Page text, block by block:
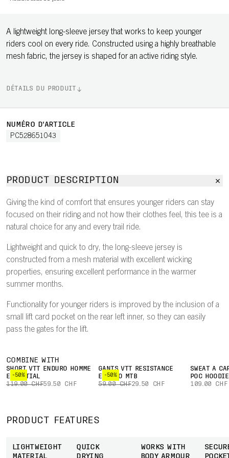
A lightweight long-sleeve jersey that works to keep younger
riders cool on every ride. Constructed using a highly breathable
mesh fabric, the jersey is shaped for an active riding style.
DÉTAILS DU PRODUIT
NUMÉRO D'ARTICLE
PC528651043
PRODUCT DESCRIPTION
Giving the kind of comfort that ensures younger riders can stay
focused on their riding and not how their clothes feel, this tee is a
natural choice for any and every trail ride.
Lightweight and quick to dry, the long-sleeve jersey is
constructed from a mesh material with excellent wicking
properties, ensuring excellent performance in the warmer
summer months.
Functionality for younger riders is improved by the inclusion of a
small lift card pocket on the rear left inner, so they can easily
pass the gates for the lift.
COMBINE WITH
-50%
SHORT VTT ENDURO HOMME
ESSENTIAL
119.00 CHF59.50 CHF
-50%
GANTS VTT RESISTANCE
ENDURO MTB
59.00 CHF29.50 CHF
SWEAT À
POC HOODIE
109.00 CHF
PRODUCT FEATURES
LIGHTWEIGHT
QUICK
WORKS WITH